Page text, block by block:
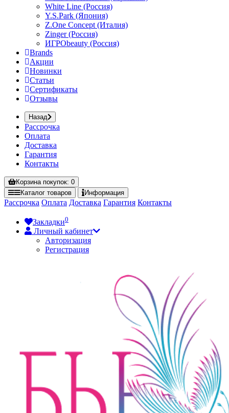
White Line (Россия)
Y.S.Park (Япония)
Z.One Concept (Италия)
Zinger (Россия)
ИГРОbeauty (Россия)
Brands
Акции
Новинки
Статьи
Сертификаты
Отзывы
Назад
Рассрочка
Оплата
Доставка
Гарантия
Контакты
Корзинапокупок: 0
Каталог товаров Информация
Рассрочка Оплата Доставка Гарантия Контакты
Закладки0
Личный кабинет
Авторизация
Регистрация